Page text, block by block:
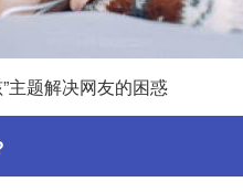
主题解决网友的困惑